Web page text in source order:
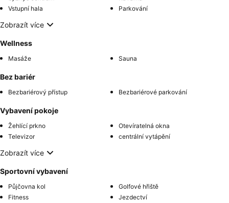
Vstupní hala
Parkování
Zobrazít více
Wellness
Masáže Sauna
Bez bariér
Bezbariérový přístup Bezbariérové parkování
Vybavení pokoje
Žehlící prkno
Otevíratelná okna
Televizor
centrální vytápění
Zobrazít více
Sportovní vybavení
Půjčovna kol
Golfové hřiště
Fitness
Jezdectví